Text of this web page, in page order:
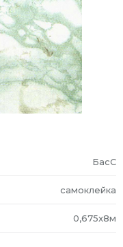
БасС
самоклейка
0,675x8м